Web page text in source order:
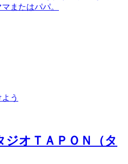
またはパパ。
う
オＴＡＰＯＮ（タ